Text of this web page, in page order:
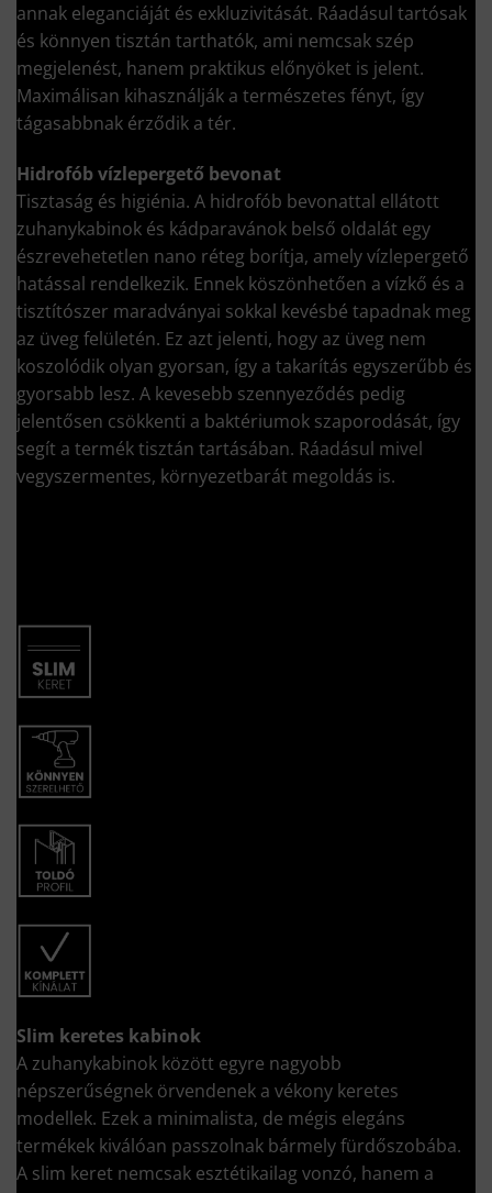
annak eleganciáját és exkluzivitását. Ráadásul tartósak
és könnyen tisztán tarthatók, ami nemcsak szép
megjelenést, hanem praktikus előnyöket is jelent.
Maximálisan kihasználják a természetes fényt, így
tágasabbnak érződik a tér.
Hidrofób vízlepergető bevonat
Tisztaság és higiénia. A hidrofób bevonattal ellátott
zuhanykabinok és kádparavánok belső oldalát egy
észrevehetetlen nano réteg borítja, amely vízlepergető
hatással rendelkezik. Ennek köszönhetően a vízkő és a
tisztítószer maradványai sokkal kevésbé tapadnak meg
az üveg felületén. Ez azt jelenti, hogy az üveg nem
koszolódik olyan gyorsan, így a takarítás egyszerűbb és
gyorsabb lesz. A kevesebb szennyeződés pedig
jelentősen csökkenti a baktériumok szaporodását, így
segít a termék tisztán tartásában. Ráadásul mivel
vegyszermentes, környezetbarát megoldás is.
Slim keretes kabinok
A zuhanykabinok között egyre nagyobb
népszerűségnek örvendenek a vékony keretes
modellek. Ezek a minimalista, de mégis elegáns
termékek kiválóan passzolnak bármely fürdőszobába.
A slim keret nemcsak esztétikailag vonzó, hanem a